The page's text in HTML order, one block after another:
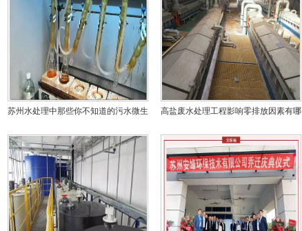
苏州水处理中那些你不知道的污水微生
高盐废水处理工程影响零排放因素有哪